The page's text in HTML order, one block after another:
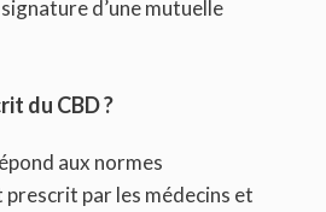
d’une mutuelle
du CBD ?
aux normes
par les médecins et